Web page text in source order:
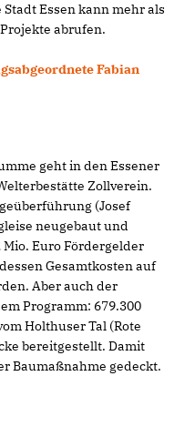
Essen kann mehr als
abrufen.
Fabian
geht in den Essener
Zollverein.
(Josef
neugebaut und
Euro Fördergelder
Gesamtkosten auf
Aber auch der
Programm: 679.300
Holthuser Tal (Rote
bereitgestellt. Damit
Baumaßnahme gedeckt.